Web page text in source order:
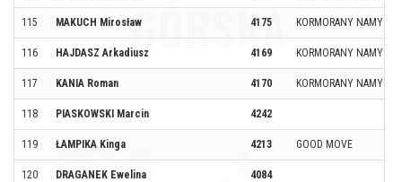
115 MAKUCH Mirosław 4175 KORMORANY
116 HAJDASZ Arkadiusz 4169 KORMORANY
117 KANIA Roman 4170 KORMORANY
118 PIASKOWSKI Marcin 4242
119 ŁAMPIKA Kinga 4213 GOOD MOVE
120 DRAGANEK Ewelina 4084